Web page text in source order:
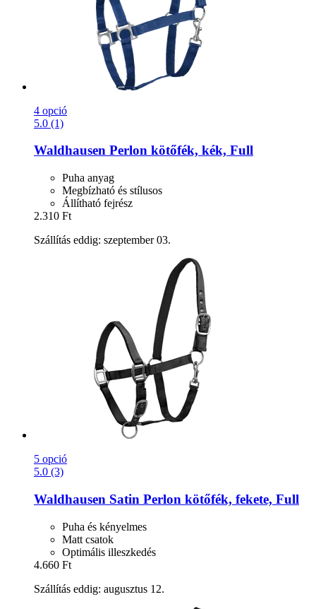
4 opció
5.0 (1)
Waldhausen Perlon kötőfék, kék, Full
Puha anyag
Megbízható és stílusos
Állítható fejrész
2.310 Ft
Szállítás eddig: szeptember 03.
5 opció
5.0 (3)
Waldhausen Satin Perlon kötőfék, fekete, Full
Puha és kényelmes
Matt csatok
Optimális illeszkedés
4.660 Ft
Szállítás eddig: augusztus 12.